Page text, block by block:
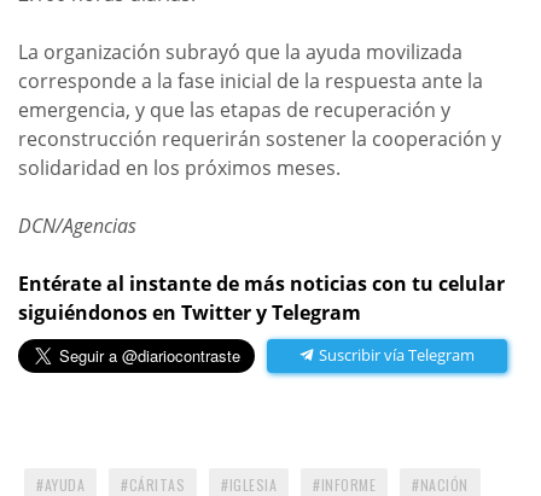
La organización subrayó que la ayuda movilizada
corresponde a la fase inicial de la respuesta ante la
emergencia, y que las etapas de recuperación y
reconstrucción requerirán sostener la cooperación y
solidaridad en los próximos meses.
DCN/Agencias
Entérate al instante de más noticias con tu celular
siguiéndonos en Twitter y Telegram
Suscribir vía Telegram
AYUDA CÁRITAS IGLESIA INFORME NACIÓN